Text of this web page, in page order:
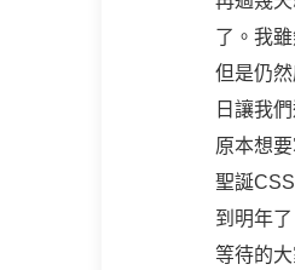
了。我
但是仍
日讓我
原本想
聖誕
到明年
等待的